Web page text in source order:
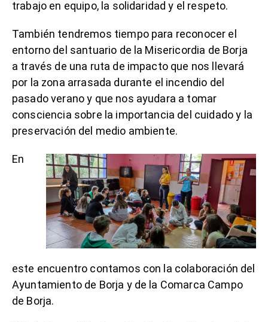
trabajo en equipo, la solidaridad y el respeto.
También tendremos tiempo para reconocer el
entorno del santuario de la Misericordia de Borja
a través de una ruta de impacto que nos llevará
por la zona arrasada durante el incendio del
pasado verano y que nos ayudara a tomar
consciencia sobre la importancia del cuidado y la
preservación del medio ambiente.
En
este encuentro contamos con la colaboración del
Ayuntamiento de Borja y de la Comarca Campo
de Borja.